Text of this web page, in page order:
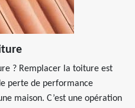
? Remplacer la toiture est
perte de performance
maison. C’est une opération